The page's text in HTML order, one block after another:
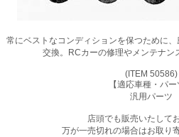
常にベストなコンディションを保つために
交換。RCカーの修理やメンテナン
(ITEM 50586)
【適応車種・パー
汎用パーツ
店頭でも販売いたして
万が一売切れの場合はお取り